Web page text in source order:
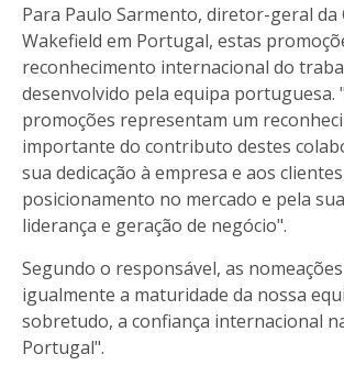
Para Paulo Sarmento, diretor-geral da
Wakefield em Portugal, estas
reconhecimento internacional do
desenvolvido pela equipa portuguesa.
promoções representam um
importante do contributo destes
sua dedicação à empresa e aos
posicionamento no mercado e pela
liderança e geração de negócio".
Segundo o responsável, as
igualmente a maturidade da nossa
sobretudo, a confiança internacional
Portugal".